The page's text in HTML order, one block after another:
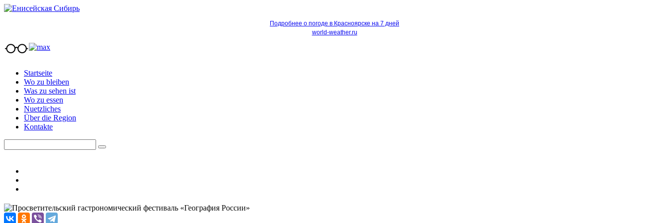
Подробнее о погоде в Красноярске на 7 дней
world-weather.ru
Startseite
Wo zu bleiben
Was zu sehen ist
Wo zu essen
Nuetzliches
Über die Region
Kontakte